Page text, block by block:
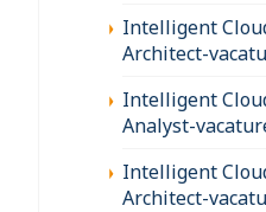
Intelligent
Architect-
Intelligent
Analyst-
Intelligent
Architect-